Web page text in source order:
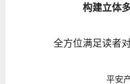
构建立体
全方位满足读者
平安